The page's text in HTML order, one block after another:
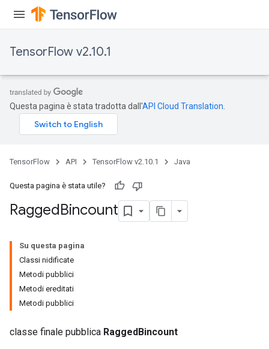
TensorFlow v2.10.1
Questa pagina è stata tradotta dall'API Cloud Translation
TensorFlow API TensorFlow v2.10.1 Java
Questa pagina è stata utile?
RaggedBincount
Su questa pagina
Classi nidificate
Metodi pubblici
Metodi ereditati
Metodi pubblici
classe finale pubblica RaggedBincount